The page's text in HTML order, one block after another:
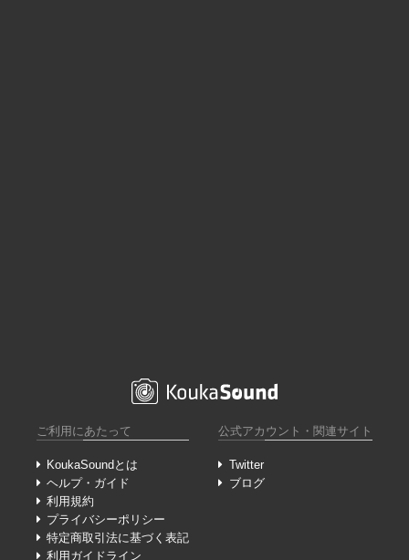
ご利用にあたって
KoukaSoundとは
ヘルプ・ガイド
利用規約
プライバシーポリシー
特定商取引法に基づく表記
利用ガイドライン
公式アカウント・関連サイト
Twitter
ブログ